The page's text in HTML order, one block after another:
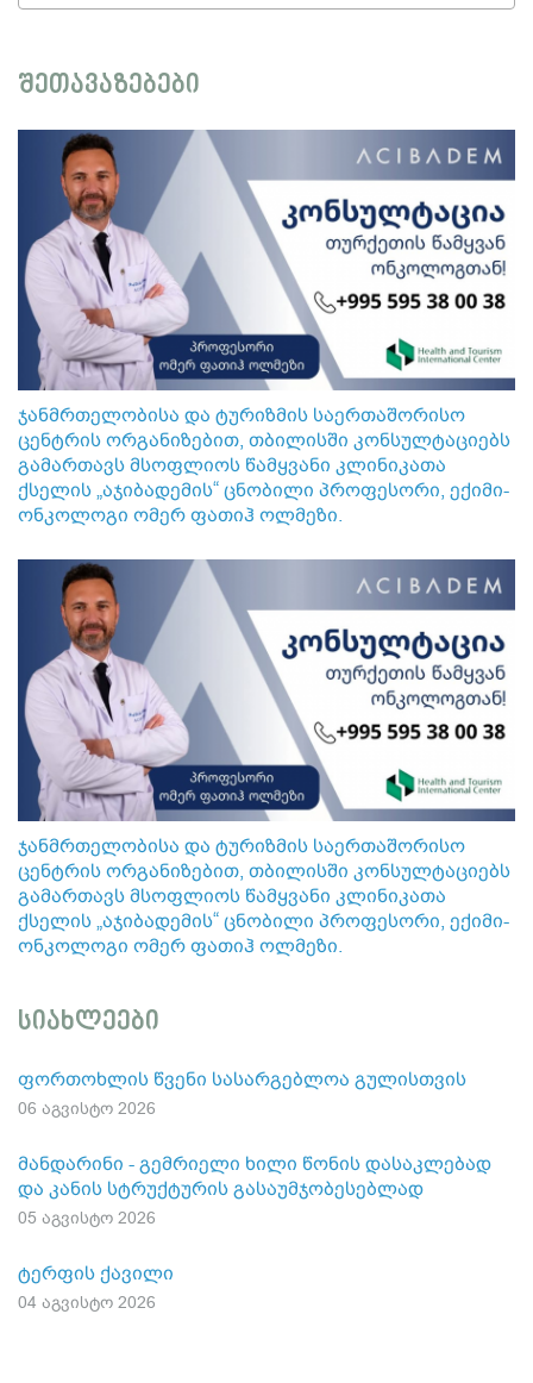
შეთავაზებები
ჯანმრთელობისა და ტურიზმის საერთაშორისო
ცენტრის ორგანიზებით, თბილისში კონსულტაციებს
გამართავს მსოფლიოს წამყვანი კლინიკათა
ქსელის „აჯიბადემის“ ცნობილი პროფესორი, ექიმი-
ონკოლოგი ომერ ფათიჰ ოლმეზი.
ჯანმრთელობისა და ტურიზმის საერთაშორისო
ცენტრის ორგანიზებით, თბილისში კონსულტაციებს
გამართავს მსოფლიოს წამყვანი კლინიკათა
ქსელის „აჯიბადემის“ ცნობილი პროფესორი, ექიმი-
ონკოლოგი ომერ ფათიჰ ოლმეზი.
სიახლეები
ფორთოხლის წვენი სასარგებლოა გულისთვის
06 აგვისტო 2026
მანდარინი - გემრიელი ხილი წონის დასაკლებად
და კანის სტრუქტურის გასაუმჯობესებლად
05 აგვისტო 2026
ტერფის ქავილი
04 აგვისტო 2026